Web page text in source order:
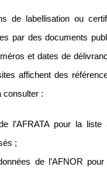
de labellisation ou
par des documents
et dates de
affichent des
consulter :
l’AFRATA pour la liste
;
de l’AFNOR